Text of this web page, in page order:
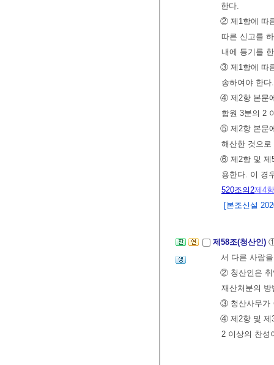
한다.
② 제1항에 따
따른 신고를
내에 등기를
③ 제1항에 따
송하여야 한다.
④ 제2항 본문
합원 3분의 2
⑤ 제2항 본문
해산한 것으
⑥ 제2항 및 제
용한다. 이 경
520조의2제4항
[본조신설
제58조(청산인)
서 다른 사람
② 청산인은 취
재산처분의
③ 청산사무가
④ 제2항 및 제
2 이상의 찬성